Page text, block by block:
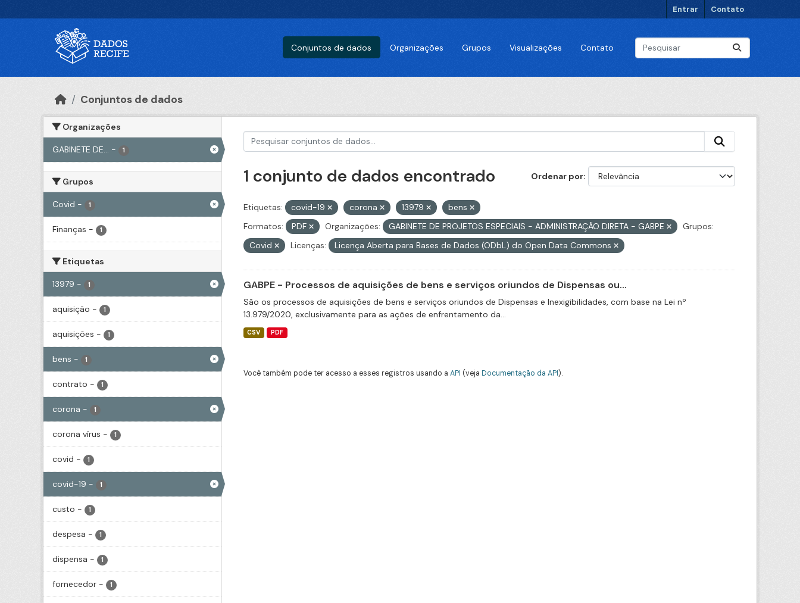
Entrar Contato
Conjuntos de dados Organizações Grupos Visualizações Contato
Conjuntos de dados
Organizações
GABINETE DE... - 1
Grupos
Covid - 1
Finanças - 1
Etiquetas
13979 - 1
aquisição - 1
aquisições - 1
bens - 1
contrato - 1
corona - 1
corona vírus - 1
covid - 1
covid-19 - 1
custo - 1
despesa - 1
dispensa - 1
fornecedor - 1
Ordenar por
1 conjunto de dados encontrado
Etiquetas: covid-19 corona 13979
bens
Formatos:
PDF Organizações: GABINETE DE PROJETOS ESPECIAIS - ADMINISTRAÇÃO DIRETA - GABPE
Grupos:
Covid
Licenças: Licença Aberta para Bases de Dados (ODbL) do Open Data Commons
GABPE - Processos de aquisições de bens e serviços oriundos de Dispensas ou...
São os processos de aquisições de bens e serviços oriundos de Dispensas e Inexigibilidades, com base na Lei nº
13.979/2020, exclusivamente para as ações de enfrentamento da...
CSV PDF
Você também pode ter acesso a esses registros usando a API (veja Documentação da API).